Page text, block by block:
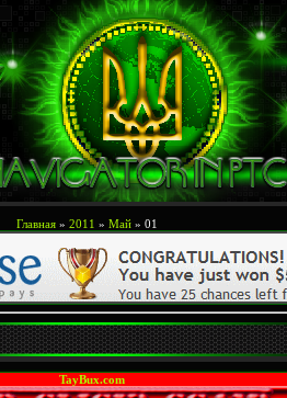
Главная» 2011 » Май » 01
TayBux.com